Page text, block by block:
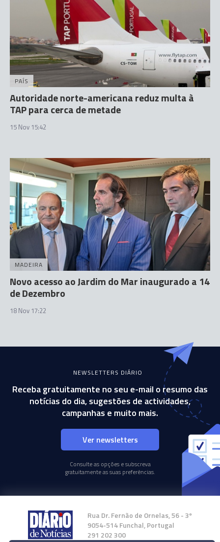
PAÍS
Autoridade norte-americana reduz multa à
TAP para cerca de metade
15 Nov 15:42
MADEIRA
Novo acesso ao Jardim do Mar inaugurado a 14
de Dezembro
18 Nov 17:22
NEWSLETTERS DIÁRIO
Receba gratuitamente no seu e-mail o resumo das
notícias do dia, sugestões de actividades,
campanhas e muito mais.
Ver newsletters
Consulte as opções e subscreva
gratuitamente as suas preferências.
Rua Dr. Fernão de Ornelas, 56 - 3º
9054-514 Funchal, Portugal
291 202 300